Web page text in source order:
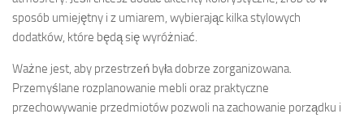
sposób umiejętny i z umiarem, wybierając kilka stylowych
dodatków, które będą się wyróżniać.
Ważne jest, aby przestrzeń była dobrze zorganizowana.
Przemyślane rozplanowanie mebli oraz praktyczne
przechowywanie przedmiotów pozwoli na zachowanie porządku i